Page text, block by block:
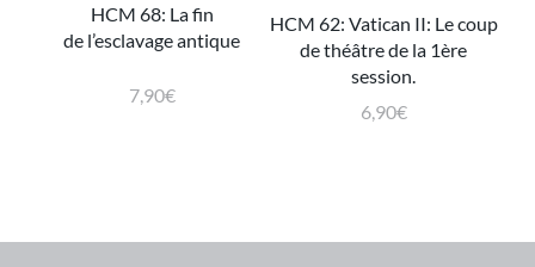
HCM 68: La fin
de l’esclavage antique
7,90€
HCM 62: Vatican II: Le coup
de théâtre de la 1ère
session.
6,90€